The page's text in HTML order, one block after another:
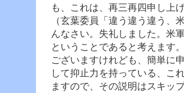
も、これは、再三再四申し上
（玄葉委員「違う違う違う、
んなさい。失礼しました。米
ということであると考えます。
ございますけれども、簡単に
して抑止力を持っている、こ
ますので、その説明はスキッ